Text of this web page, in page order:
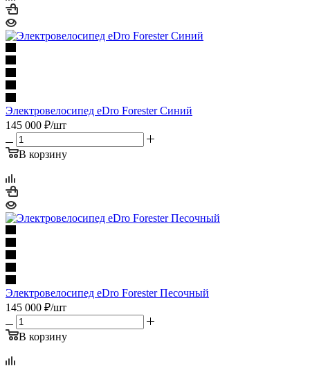
Электровелосипед eDro Forester Синий
145 000 ₽/шт
В корзину
Электровелосипед eDro Forester Песочный
145 000 ₽/шт
В корзину